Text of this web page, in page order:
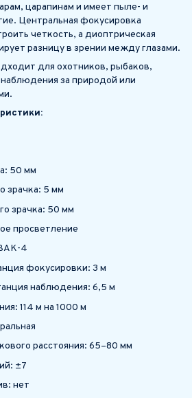
царапинам и имеет пыле- и
Центральная фокусировка
четкость, а диоптрическая
разницу в зрении между глазами.
для охотников, рыбаков,
за природой или
50 мм
зрачка: 5 мм
зрачка: 50 мм
просветление
4
фокусировки: 3 м
наблюдения: 6,5 м
114 м на 1000 м
расстояния: 65–80 мм
±7
нет